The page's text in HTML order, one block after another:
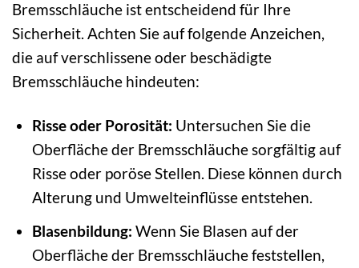
Bremsschläuche ist entscheidend für Ihre
Sicherheit. Achten Sie auf folgende Anzeichen,
die auf verschlissene oder beschädigte
Bremsschläuche hindeuten:
Risse oder Porosität: Untersuchen Sie die
Oberfläche der Bremsschläuche sorgfältig auf
Risse oder poröse Stellen. Diese können durch
Alterung und Umwelteinflüsse entstehen.
Blasenbildung: Wenn Sie Blasen auf der
Oberfläche der Bremsschläuche feststellen,